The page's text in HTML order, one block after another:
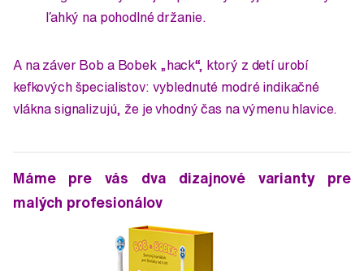
ľahký na pohodlné držanie.
A na záver Bob a Bobek „hack“, ktorý z detí urobí
kefkových špecialistov: vyblednuté modré indikačné
vlákna signalizujú, že je vhodný čas na výmenu hlavice.
Máme pre vás dva dizajnové varianty pre
malých profesionálov